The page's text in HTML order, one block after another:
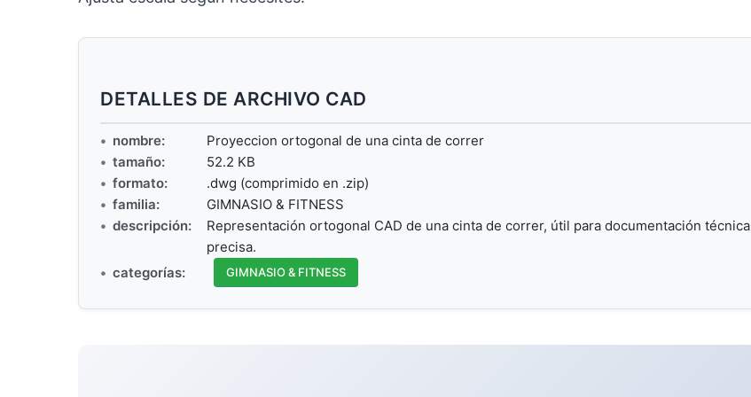
DETALLES DE ARCHIVO CAD
nombre:
Proyeccion ortogonal de una cinta de correr
tamaño:
52.2 KB
formato:
.dwg (comprimido en .zip)
familia:
GIMNASIO & FITNESS
descripción:
Representación ortogonal CAD de una cinta de correr, útil para documentación técnica
precisa.
categorías:
GIMNASIO & FITNESS